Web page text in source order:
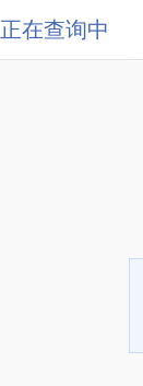
正在查询中